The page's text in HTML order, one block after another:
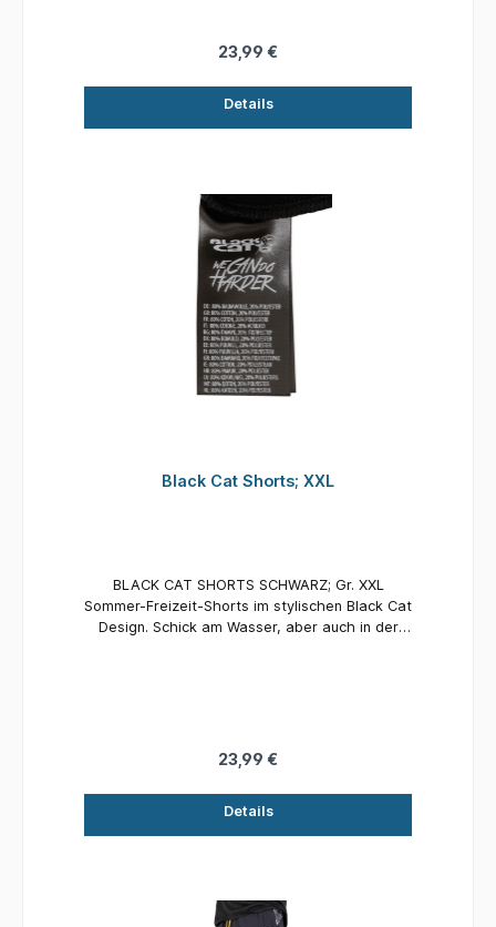
23,99 €
Details
Black Cat Shorts; XXL
BLACK CAT SHORTS SCHWARZ; Gr. XXL
Sommer-Freizeit-Shorts im stylischen Black Cat
Design. Schick am Wasser, aber auch in der
23,99 €
Details